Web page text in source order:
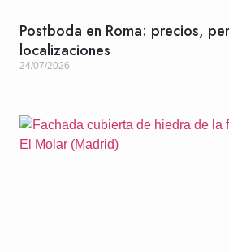
Postboda en Roma: precios,
localizaciones
24/07/2026